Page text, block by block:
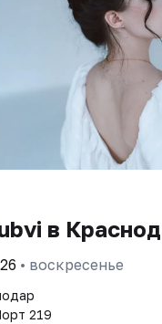
в
• воскресенье
219